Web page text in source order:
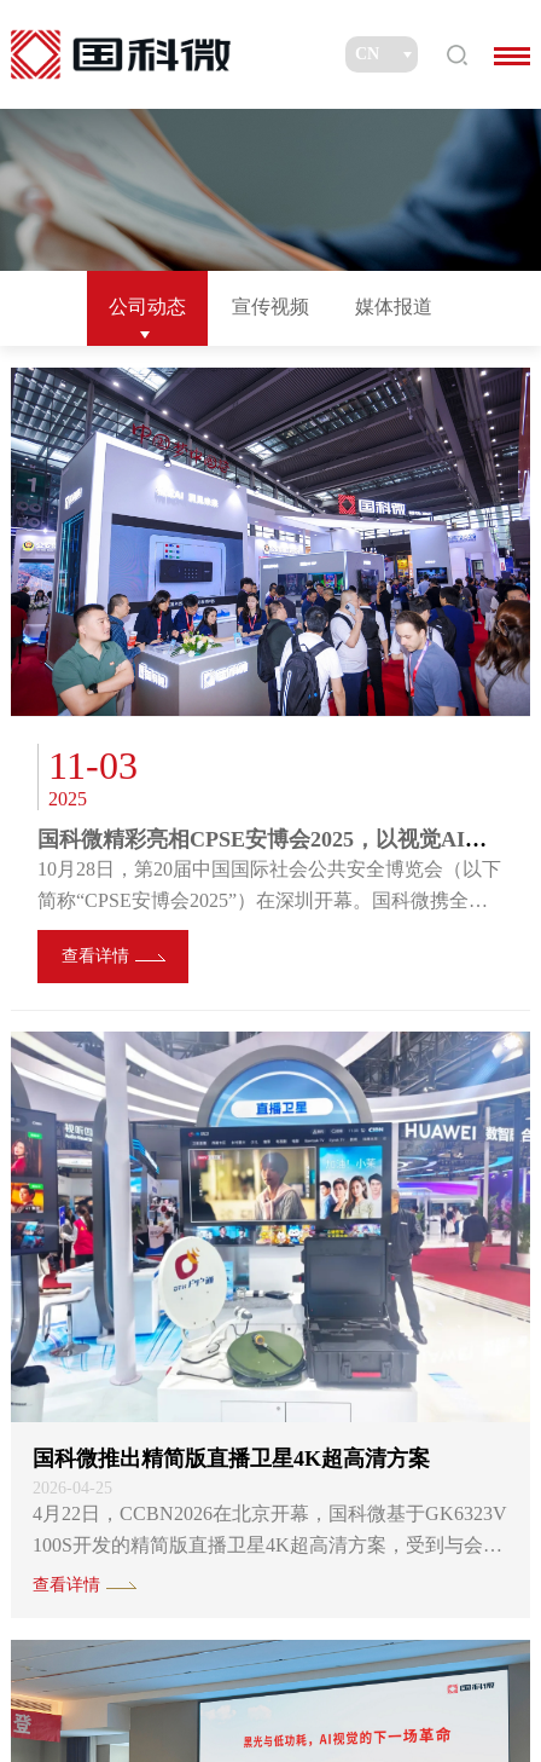
公司动态 宣传视频 媒体报道
11-03
2025
国科微精彩亮相CPSE安博会2025，以视觉AI洞见未来
10月28日，第20届中国国际社会公共安全博览会（以下
简称“CPSE安博会2025”）在深圳开幕。国科微携全系
智慧视觉芯片参展，同期发布AI ISP品牌“圆鸮”IP形
象，以具象化形式诠释“视觉AI洞见未来”的技术内核与
大、影响力最广的安防行业盛会，CPSE安博会汇聚全
球领军企业、科研机构与国际组织，持续引领公共安全
与数字经济的融合发展。 人工智能正深度重塑智慧视
觉芯片赛道。国科微依托自研NPU技术，构建起覆盖高
中低市场的全系...
查看详情
国科微推出精简版直播卫星4K超高清方案
2026-04-25
4月22日，CCBN2026在北京开幕，国科微基于GK6323V
100S开发的精简版直播卫星4K超高清方案，受到与会嘉
宾和行业人士的广泛关注。该方案在国家广电总局广播
心”）指导下，由国科微联合产业合作伙伴共同开发，旨
在破解因存储器件供应紧张导致的直播卫星电视整机成
本持续走高难题，为其高质量发展奠定坚实基础。 作为
我国广播电视公共服务体系的...
查看详情